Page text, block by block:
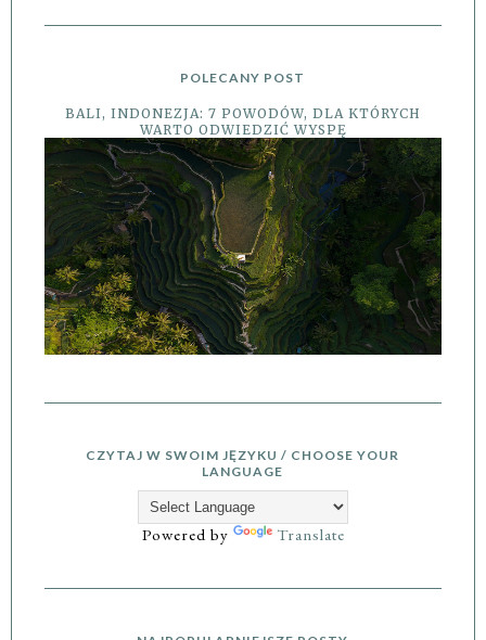
POLECANY POST
BALI, INDONEZJA: 7 POWODÓW, DLA KTÓRYCH
WARTO ODWIEDZIĆ WYSPĘ
CZYTAJ W SWOIM JĘZYKU / CHOOSE YOUR
LANGUAGE
Powered by Translate